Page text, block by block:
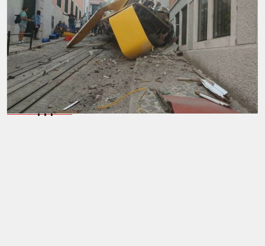
ακινητοποιημέναόλα τα υπόλοιπα τελεφερίκ της
πρωτεύουσας, ώστε να διασφαλιστεί ότι διαθέτουν
συστήματα πέδησης και καλωδιώσεις εντός των
προδιαγραφών, «ικανές να ακινητοποιήσουν τα
βαγόνια στην περίπτωση που σπάσει το καλώδιο».
Τα τελεφερίκ της Λισαβόνας έχουν διακόψει τη
λειτουργία τουςμετά το δυστύχημα της 3ης
Σεπτεμβρίου.